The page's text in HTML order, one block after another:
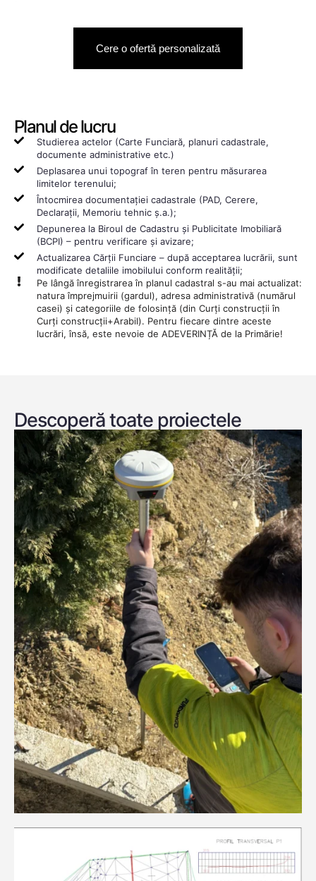
Cere o ofertă personalizată
Planul de lucru
Studierea actelor (Carte Funciară, planuri cadastrale,
documente administrative etc.)
Deplasarea unui topograf în teren pentru măsurarea
limitelor terenului;
Întocmirea documentației cadastrale (PAD, Cerere,
Declarații, Memoriu tehnic ș.a.);
Depunerea la Biroul de Cadastru și Publicitate Imobiliară
(BCPI) – pentru verificare și avizare;
Actualizarea Cărții Funciare – după acceptarea lucrării, sunt
modificate detaliile imobilului conform realității;
Pe lângă înregistrarea în planul cadastral s-au mai actualizat:
natura împrejmuirii (gardul), adresa administrativă (numărul
casei) și categoriile de folosință (din Curți construcții în
Curți construcții+Arabil). Pentru fiecare dintre aceste
lucrări, însă, este nevoie de ADEVERINȚĂ de la Primărie!
Descoperă toate proiectele
Documentație pentru obținere certificat de
urbanism – Tureni, jud. Cluj
Documentație pentru obținere aviz
autoritatea aeronautică civilă română